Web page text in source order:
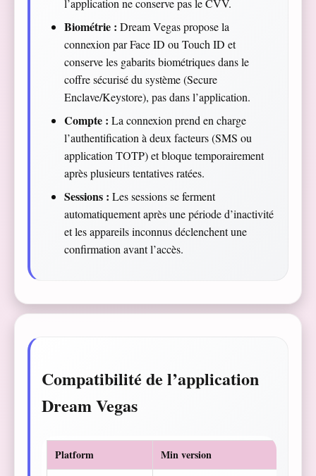
l’application ne conserve pas le CVV.
Biométrie : Dream Vegas propose la
connexion par Face ID ou Touch ID et
conserve les gabarits biométriques dans le
coffre sécurisé du système (Secure
Enclave/Keystore), pas dans l’application.
Compte : La connexion prend en charge
l’authentification à deux facteurs (SMS ou
application TOTP) et bloque temporairement
après plusieurs tentatives ratées.
Sessions : Les sessions se ferment
automatiquement après une période d’inactivité
et les appareils inconnus déclenchent une
confirmation avant l’accès.
Compatibilité de l’application
Dream Vegas
Platform Min version